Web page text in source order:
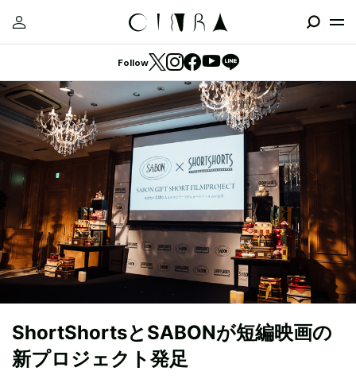
Follow
ShortShortsとSABONが短編映画の
新プロジェクト発足